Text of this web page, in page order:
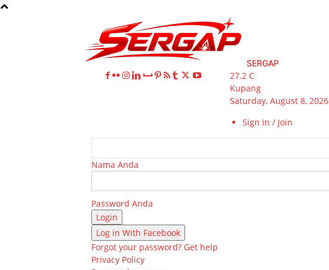
SERGAP
27.2 C
Kupang
Saturday, August 8, 2026
Sign in / Join
Nama Anda
Password Anda
Log in With Facebook
Forgot your password? Get help
Privacy Policy